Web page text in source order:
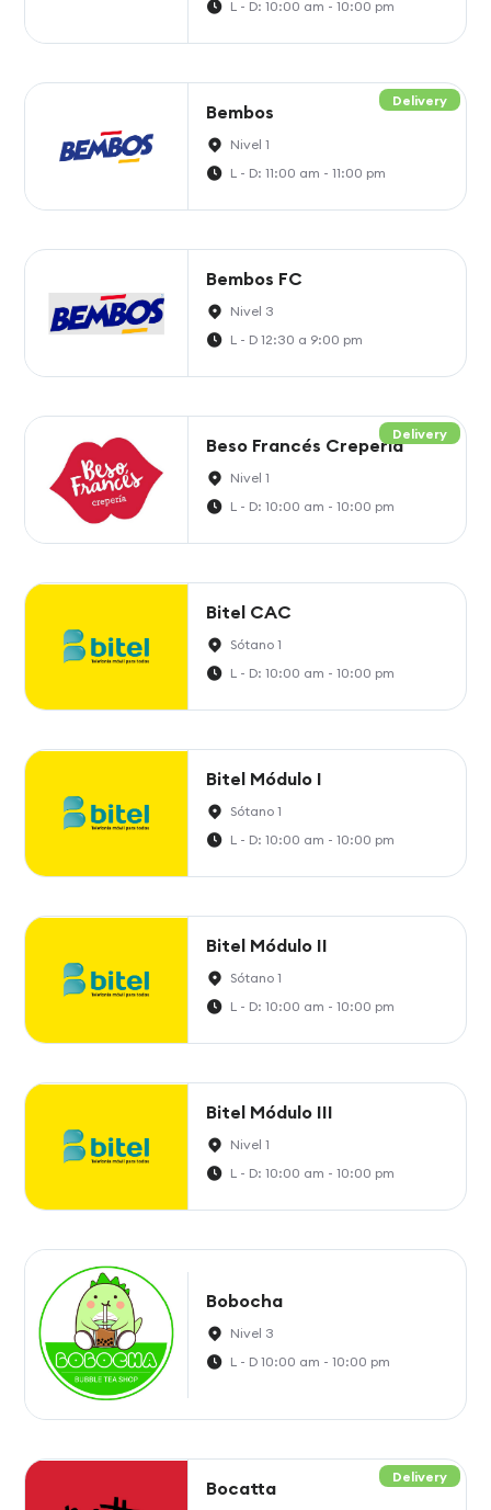
L - D: 10:00 am - 10:00 pm
Delivery
Bembos
Nivel 1
L - D: 11:00 am - 11:00 pm
Bembos FC
Nivel 3
L - D 12:30 a 9:00 pm
Delivery
Beso Francés Crepería
Nivel 1
L - D: 10:00 am - 10:00 pm
Bitel CAC
Sótano 1
L - D: 10:00 am - 10:00 pm
Bitel Módulo I
Sótano 1
L - D: 10:00 am - 10:00 pm
Bitel Módulo II
Sótano 1
L - D: 10:00 am - 10:00 pm
Bitel Módulo III
Nivel 1
L - D: 10:00 am - 10:00 pm
Bobocha
Nivel 3
L - D 10:00 am - 10:00 pm
Delivery
Bocatta